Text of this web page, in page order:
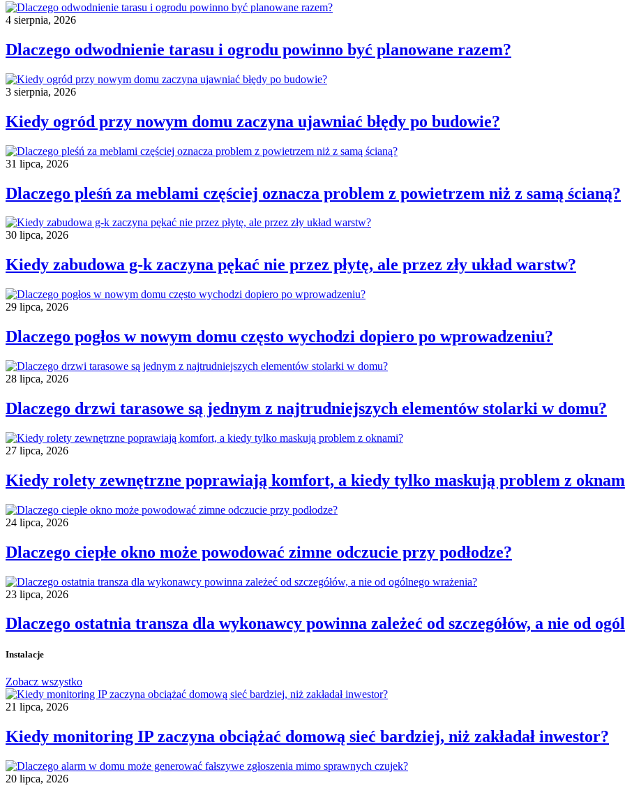
4 sierpnia, 2026
Dlaczego odwodnienie tarasu i ogrodu powinno być planowane razem?
3 sierpnia, 2026
Kiedy ogród przy nowym domu zaczyna ujawniać błędy po budowie?
31 lipca, 2026
Dlaczego pleśń za meblami częściej oznacza problem z powietrzem niż z samą ścianą?
30 lipca, 2026
Kiedy zabudowa g-k zaczyna pękać nie przez płytę, ale przez zły układ warstw?
29 lipca, 2026
Dlaczego pogłos w nowym domu często wychodzi dopiero po wprowadzeniu?
28 lipca, 2026
Dlaczego drzwi tarasowe są jednym z najtrudniejszych elementów stolarki w domu?
27 lipca, 2026
Kiedy rolety zewnętrzne poprawiają komfort, a kiedy tylko maskują problem z
24 lipca, 2026
Dlaczego ciepłe okno może powodować zimne odczucie przy podłodze?
23 lipca, 2026
Dlaczego ostatnia transza dla wykonawcy powinna zależeć od szczegółów, a nie od
Instalacje
Zobacz wszystko
21 lipca, 2026
Kiedy monitoring IP zaczyna obciążać domową sieć bardziej, niż zakładał inwestor?
20 lipca, 2026